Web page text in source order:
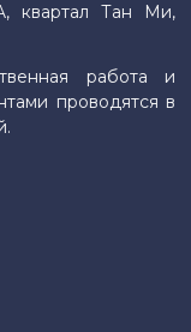
квартал Тан Ми,
работа и
проводятся в